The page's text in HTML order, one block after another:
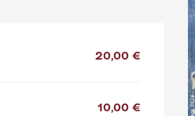
20,00 €
10,00 €